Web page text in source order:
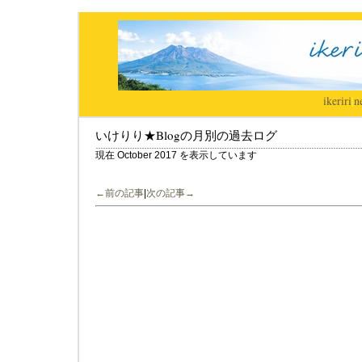
ikeriri|
いけりり★Blogの月別の過去ログ
現在 October 2017 を表示しています
←前の記事 次の記事→